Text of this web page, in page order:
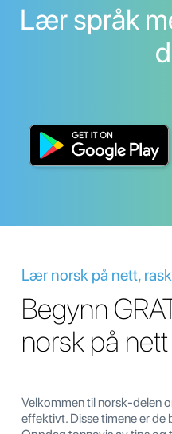
Lær språk
Lær norsk på nett,
Begynn
norsk på
Velkommen til norsk-delen
effektivt. Disse timene er de